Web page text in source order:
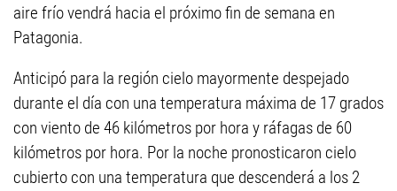
aire frío vendrá hacia el próximo fin de semana en
Patagonia.
Anticipó para la región cielo mayormente despejado
durante el día con una temperatura máxima de 17 grados
con viento de 46 kilómetros por hora y ráfagas de 60
kilómetros por hora. Por la noche pronosticaron cielo
cubierto con una temperatura que descenderá a los 2